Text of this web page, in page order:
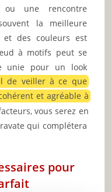
ou une rencontre
la meilleure
et des couleurs est
à motifs peut se
unie pour un look
de veiller à ce que
et agréable à
vous serez en
qui complétera
pour